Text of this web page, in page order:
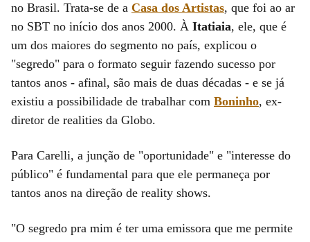
no Brasil. Trata-se de a Casa dos Artistas, que foi ao ar
no SBT no início dos anos 2000. À Itatiaia, ele, que é
um dos maiores do segmento no país, explicou o
"segredo" para o formato seguir fazendo sucesso por
tantos anos - afinal, são mais de duas décadas - e se já
existiu a possibilidade de trabalhar com Boninho, ex-
diretor de realities da Globo.
Para Carelli, a junção de "oportunidade" e "interesse do
público" é fundamental para que ele permaneça por
tantos anos na direção de reality shows.
"O segredo pra mim é ter uma emissora que me permite